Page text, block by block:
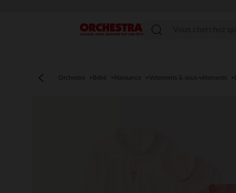
Menu
Orchestra Bébé Naissance Vetements & sous-vêtements